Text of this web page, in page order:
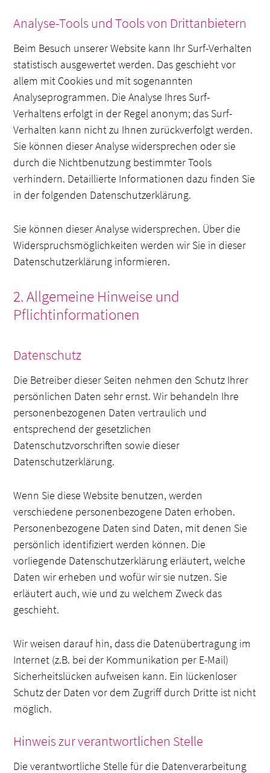
Analyse-Tools und Tools von Drittanbietern
Beim Besuch unserer Website kann Ihr Surf-Verhalten
statistisch ausgewertet werden. Das geschieht vor
allem mit Cookies und mit sogenannten
Analyseprogrammen. Die Analyse Ihres Surf-
Verhaltens erfolgt in der Regel anonym; das Surf-
Verhalten kann nicht zu Ihnen zurückverfolgt werden.
Sie können dieser Analyse widersprechen oder sie
durch die Nichtbenutzung bestimmter Tools
verhindern. Detaillierte Informationen dazu finden Sie
in der folgenden Datenschutzerklärung.
Sie können dieser Analyse widersprechen. Über die
Widerspruchsmöglichkeiten werden wir Sie in dieser
Datenschutzerklärung informieren.
2. Allgemeine Hinweise und
Pflichtinformationen
Datenschutz
Die Betreiber dieser Seiten nehmen den Schutz Ihrer
persönlichen Daten sehr ernst. Wir behandeln Ihre
personenbezogenen Daten vertraulich und
entsprechend der gesetzlichen
Datenschutzvorschriften sowie dieser
Datenschutzerklärung.
Wenn Sie diese Website benutzen, werden
verschiedene personenbezogene Daten erhoben.
Personenbezogene Daten sind Daten, mit denen Sie
persönlich identifiziert werden können. Die
vorliegende Datenschutzerklärung erläutert, welche
Daten wir erheben und wofür wir sie nutzen. Sie
erläutert auch, wie und zu welchem Zweck das
geschieht.
Wir weisen darauf hin, dass die Datenübertragung im
Internet (z.B. bei der Kommunikation per E-Mail)
Sicherheitslücken aufweisen kann. Ein lückenloser
Schutz der Daten vor dem Zugriff durch Dritte ist nicht
möglich.
Hinweis zur verantwortlichen Stelle
Die verantwortliche Stelle für die Datenverarbeitung